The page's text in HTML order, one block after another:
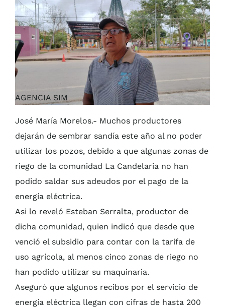
AGENCIA SIM
José María Morelos.- Muchos productores
dejarán de sembrar sandía este año al no poder
utilizar los pozos, debido a que algunas zonas de
riego de la comunidad La Candelaria no han
podido saldar sus adeudos por el pago de la
energía eléctrica.
Asi lo reveló Esteban Serralta, productor de
dicha comunidad, quien indicó que desde que
venció el subsidio para contar con la tarifa de
uso agrícola, al menos cinco zonas de riego no
han podido utilizar su maquinaria.
Aseguró que algunos recibos por el servicio de
energía eléctrica llegan con cifras de hasta 200